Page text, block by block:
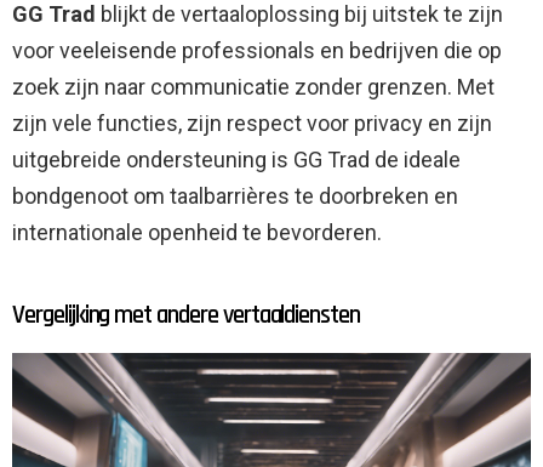
GG Trad blijkt de vertaaloplossing bij uitstek te zijn
voor veeleisende professionals en bedrijven die op
zoek zijn naar communicatie zonder grenzen. Met
zijn vele functies, zijn respect voor privacy en zijn
uitgebreide ondersteuning is GG Trad de ideale
bondgenoot om taalbarrières te doorbreken en
internationale openheid te bevorderen.
Vergelijking met andere vertaaldiensten